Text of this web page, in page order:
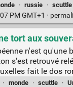
· russie · scuttle
PM GMT+1 ·
tort aux
n'est
s'est retrouvé
fait le dos
· monde · scuttle ·